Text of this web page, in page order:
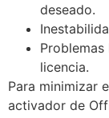
deseado.
licencia.
Para minimizar
activador de